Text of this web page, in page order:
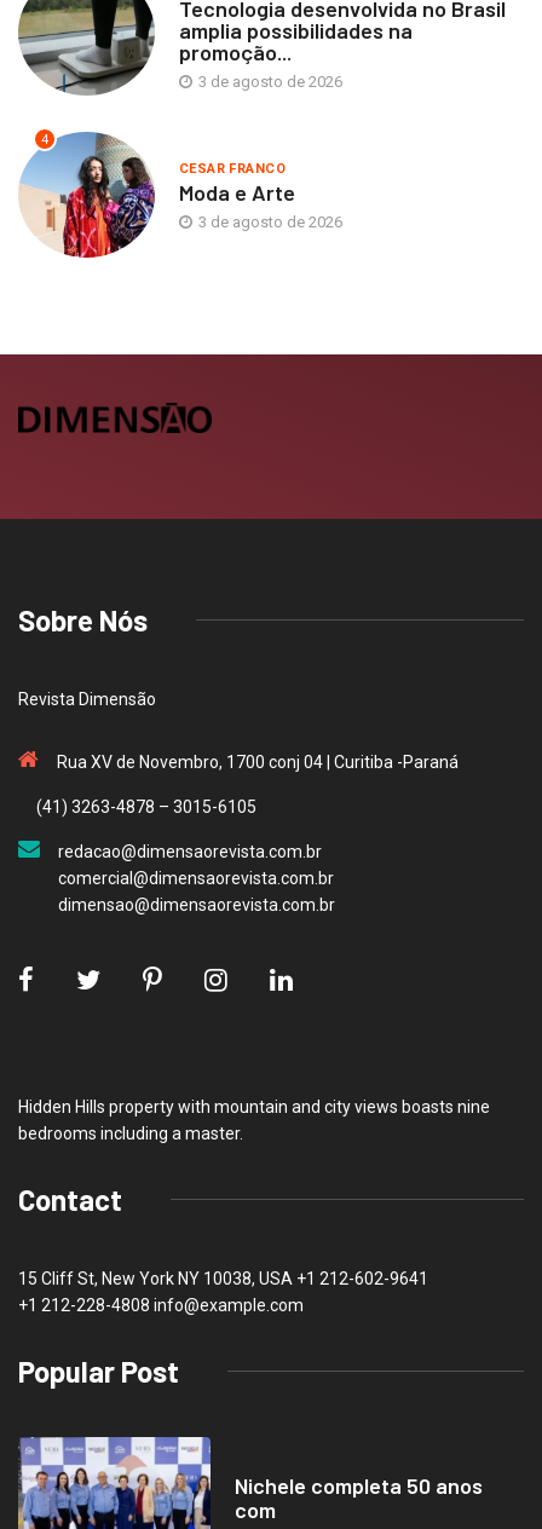
Tecnologia desenvolvida no Brasil
amplia possibilidades na
promoção...
3 de agosto de 2026
4
CESAR FRANCO
Moda e Arte
3 de agosto de 2026
Sobre Nós
Revista Dimensão
Rua XV de Novembro, 1700 conj 04 | Curitiba -Paraná
(41) 3263-4878 – 3015-6105
redacao@dimensaorevista.com.br
comercial@dimensaorevista.com.br
dimensao@dimensaorevista.com.br
Hidden Hills property with mountain and city views boasts nine
bedrooms including a master.
Contact
15 Cliff St, New York NY 10038, USA +1 212-602-9641
+1 212-228-4808 info@example.com
Popular Post
Nichele completa 50 anos
com